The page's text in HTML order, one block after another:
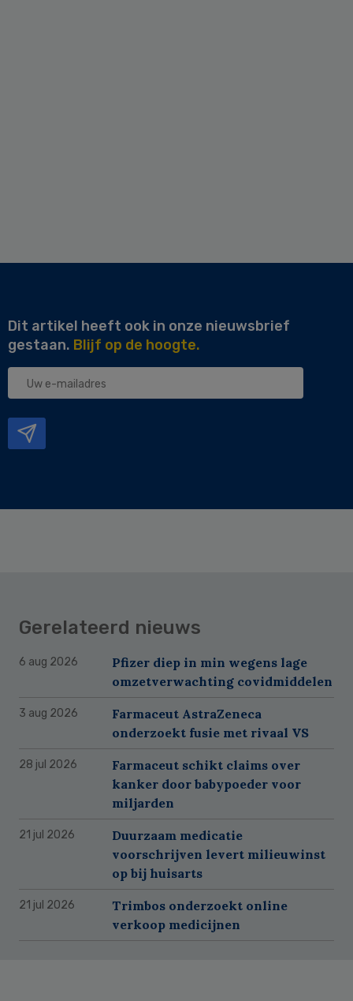
Dit artikel heeft ook in onze nieuwsbrief
gestaan. Blijf op de hoogte.
Uw
Gerelateerd nieuws
6 aug 2026
Pfizer diep in min wegens lage
omzetverwachting covidmiddelen
3 aug 2026
Farmaceut AstraZeneca
onderzoekt fusie met rivaal VS
28 jul 2026
Farmaceut schikt claims over
kanker door babypoeder voor
miljarden
21 jul 2026
Duurzaam medicatie
voorschrijven levert milieuwinst
op bij huisarts
21 jul 2026
Trimbos onderzoekt online
verkoop medicijnen